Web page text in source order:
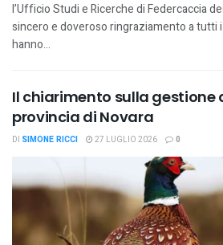
l’Ufficio Studi e Ricerche di Federcaccia
sincero e doveroso ringraziamento a tutti
hanno...
Il chiarimento sulla gestione
provincia di Novara
DI SIMONE RICCI 27 LUGLIO 2026 0